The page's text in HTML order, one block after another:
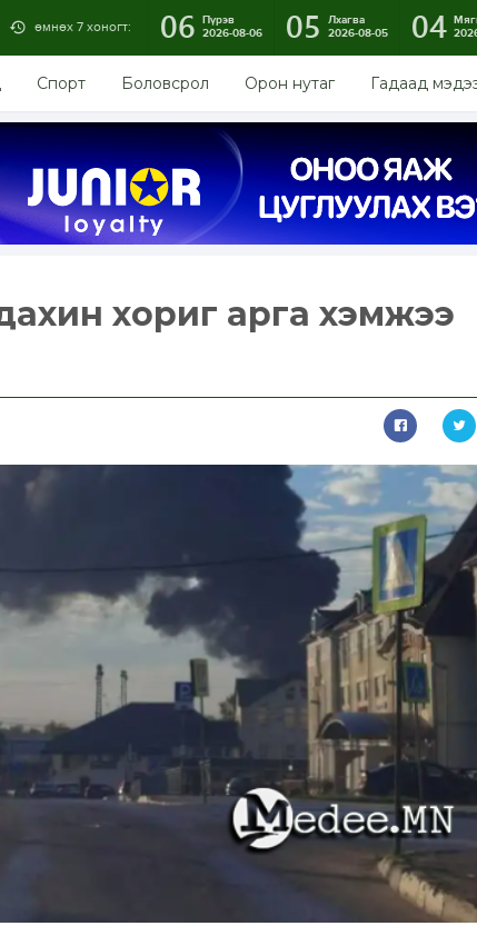
өмнөх 7 хоногт: 06 Пүрэв
2026-08-06
05
Лхагва
2026-08-05
04
Спорт Боловсрол Орон нутаг Гадаад
хориг арга хэмжээ